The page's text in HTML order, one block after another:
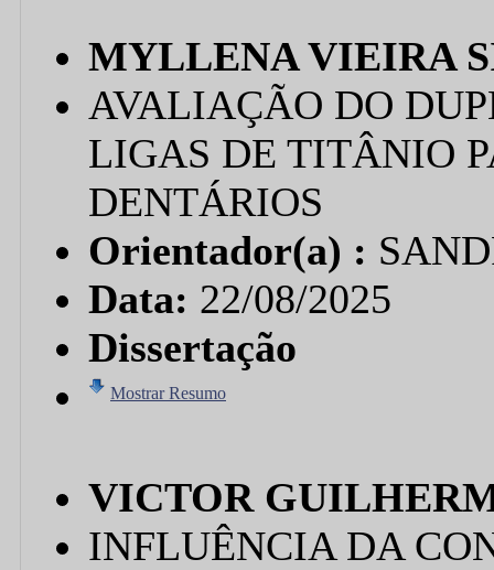
MYLLENA VIEIRA
AVALIAÇÃO DO
LIGAS DE TITÂNIO
DENTÁRIOS
Orientador(a) :
Data: 22/08/2025
Dissertação
Mostrar Resumo
VICTOR
INFLUÊNCIA DA